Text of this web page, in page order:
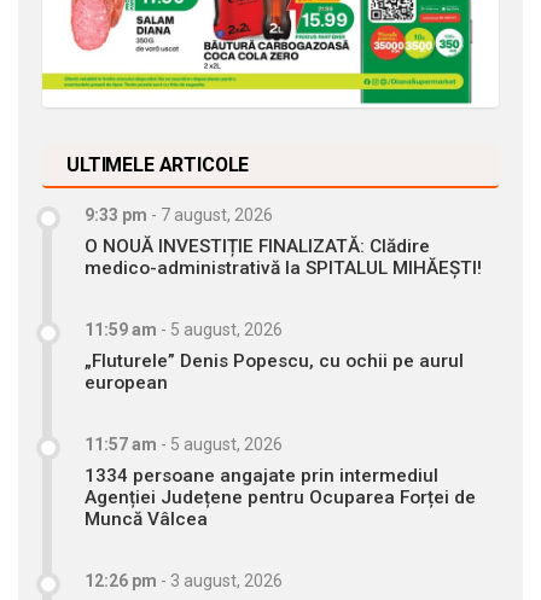
ULTIMELE ARTICOLE
9:33 pm - 7 august, 2026
O NOUĂ INVESTIȚIE FINALIZATĂ: Clădire
medico-administrativă la SPITALUL MIHĂEȘTI!
11:59 am - 5 august, 2026
„Fluturele” Denis Popescu, cu ochii pe aurul
european
11:57 am - 5 august, 2026
1334 persoane angajate prin intermediul
Agenției Județene pentru Ocuparea Forței de
Muncă Vâlcea
12:26 pm - 3 august, 2026